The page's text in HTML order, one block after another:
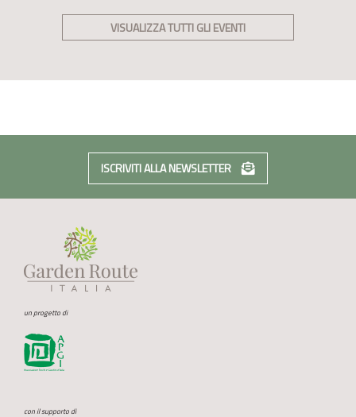
VISUALIZZA TUTTI GLI EVENTI
ISCRIVITI ALLA NEWSLETTER
un progetto di
con il supporto di